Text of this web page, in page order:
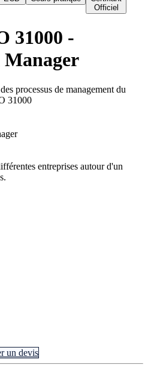
Officiel
31000 -
processus de management du
31000
entreprises autour d'un
un devis